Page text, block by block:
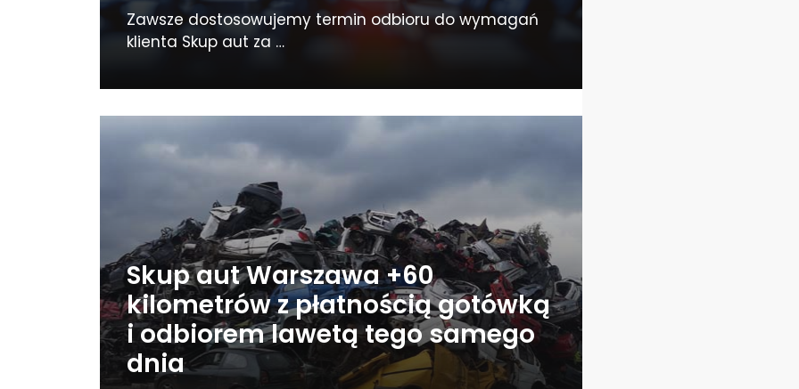
Zawsze dostosowujemy termin odbioru do wymagań
klienta Skup aut za …
Skup aut Warszawa +60
kilometrów z płatnością gotówką
i odbiorem lawetą tego samego
dnia